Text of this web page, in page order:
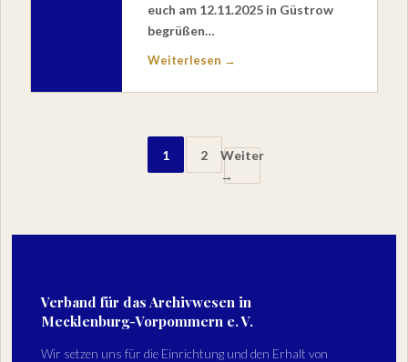
euch am 12.11.2025 in Güstrow
begrüßen…
Weiterlesen →
Seitennummerierung
der
1 2
Weiter
→
Verband für das Archivwesen in
Mecklenburg-Vorpommern e. V.
Wir setzen uns für die Einrichtung und den Erhalt von